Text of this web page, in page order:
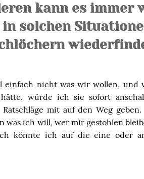
kann es immer
solchen
einfach nicht was wir wollen, und
würde ich sie sofort
mit auf den Weg
ich will, wer mir gestohlen
könnte ich auf die eine oder